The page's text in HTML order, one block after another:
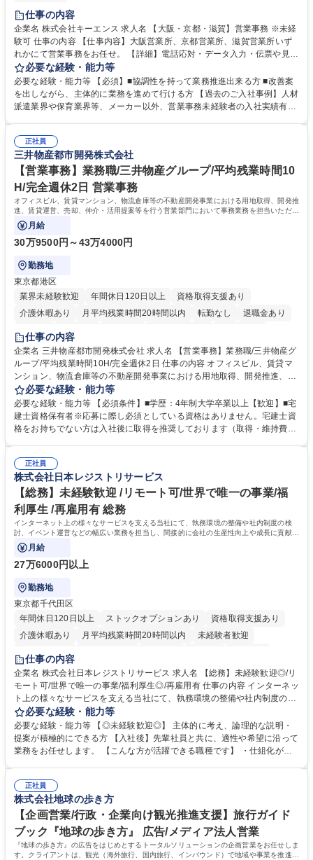
土日祝休み
仕事の内容
企業名 株式会社キーエンス 求人名 【大阪・京都・滋賀】営業事務 ※未経
験可 仕事の内容 【仕事内容】大阪営業所、京都営業所、滋賀営業所いず
れかにて営業事務をお任せ。 【詳細】電話応対・データ入力・伝票や見積
の作成・カタログ送付・来客対応・営業所内で発生する事務業務や業務改
善をお任せ。 【教育制度】ご入社後、育成担当とペアになりながらOJTに
て業務を覚えていただくことが可能です。業務システムがきちんと構築さ
れているため、スムーズに仕事に慣れることができる環境です。また、
募集職種 【大阪・京都・滋賀】営業事務 ※未経験可
必要な経験・能力等
必要な経験・能力等 【必須】■協調性を持って業務推進出来る方 ■改善案
を出しながら、主体的に業務を進めて行ける方 【過去のご入社事例】人材
派遣業界や保育業界等、メーカー以外、営業事務未経験者の入社実績有
えて、お客様や社員の状況に合わせ、能動的なサポート、改善の動きも期
待され。組織を支えるスペシャリストとして、チームに貢献し、結果的に
社員から頼られる存在になることができます。平均19:30の退勤以降の業
務の持ち帰りも禁止されており、メリハリのある働き方となります。 学
歴・資格 学歴：大学院 大学 高専 短大 語学力： 資格：
正社員
三井物産都市開発株式会社
【営業事務】業務職/三井物産グループ/平均残業時間10
H/完全週休2日 営業事務
オフィスビル、賃貸マンション、物流倉庫等の不動産開発事業における用地取得、開発推
進、賃貸運営、売却、仲介・活用提案等を行う営業部門において事務業務を担当いただき
ます。
月給
30万9500円～43万4000円
勤務地
東京都港区
業界未経験歓迎
年間休日120日以上
資格取得支援あり
介護休暇あり
月平均残業時間20時間以内 転勤なし
退職金あり
在宅OK
賞与あり
駅近5分以内
土日祝休み 寮・社宅あり
仕事の内容
企業名 三井物産都市開発株式会社 求人名 【営業事務】業務職/三井物産グ
ループ/平均残業時間10H/完全週休2日 仕事の内容 オフィスビル、賃貸マ
ンション、物流倉庫等の不動産開発事業における用地取得、開発推進、賃
貸運営、売却、仲介・活用提案等を行う営業部門において事務業務を担当
いただきます。 【詳細】・契約書管理、契約書製本、捺印対応、ファイリ
ング、登記簿取得、調書取得・支払業務（各種費用支払、支払管理、請
求・支払データ登録、取引先マスター申請対応）・予算作成及び予実管
の他に担当頂く業務が発生する場合があります。 募集職種 【営業事務】
業務職/三井物産グループ/平均残業時間10H/完全週休2日
必要な経験・能力等
必要な経験・能力等 【必須条件】■学歴：4年制大学卒業以上【歓迎】■宅
建士資格保有者※応募に際し必須としている資格はありません。宅建士資
格をお持ちでない方は入社後に取得を推奨しております（取得・維持費用
ション力がある方。 ・チャレンジを厭わず、粘り強く業務に取り組める
方。多様な関係者と謙虚に信頼関係を構築でき、期限を意識したスケジュ
ール管理が出来る方。※将来的に他部署（営業部門、コーポレート部門）
へのジョブローテーションの可能性があります。 学歴・資格 学歴：大学
院 大学 語学力： 資格：宅地建物取引士
正社員
株式会社日本レジストリサービス
【総務】未経験歓迎 /リモート可/世界で唯一の事業/福
利厚生 /再雇用有 総務
インターネット上の様々なサービスを支える当社にて、執務環境の整備や社内制度の検
討、イベント運営などの幅広い業務を担当し、間接的に会社の生産性向上や成長に貢献し
ている部署です。
月給
27万6000円以上
勤務地
東京都千代田区
年間休日120日以上
ストックオプションあり
資格取得支援あり
介護休暇あり
月平均残業時間20時間以内
未経験者歓迎
住宅手当あり
完全週休2日制
交通費支給 駅近5分以内 土日祝休み 服装自由
仕事の内容
企業名 株式会社日本レジストリサービス 求人名 【総務】未経験歓迎◎/リ
モート可/世界で唯一の事業/福利厚生◎/再雇用有 仕事の内容 インターネッ
ト上の様々なサービスを支える当社にて、執務環境の整備や社内制度の検
討、イベント運営などの幅広い業務を担当し、間接的に会社の生産性向上
や成長に貢献している部署です。 会社の全メンバーが安心して長く成果を
発揮できる環境を整えるために、毎日のメンテナンスや維持管理に加え、
新たな施策検討を積極的に行っていただき、会社全体を巻き込み課題解決
幅広い業務の体得が可能で、多様なキャリアパスを描くことも可能です。
募集職種 【総務】未経験歓迎◎/リモート可/世界で唯一の事業/福利厚生◎/
再雇用有
必要な経験・能力等
必要な経験・能力等 【◎未経験歓迎◎】 主体的に考え、論理的な説明・
提案が積極的にできる方 【入社後】先輩社員と共に、適性や希望に沿って
業務をお任せします。 【こんな方が活躍できる職種です】 ・仕組化が好
対処できる・新しいことに興味関心がある 【魅力】■自己啓発支援：資格
取得や通信教育など費用の80%（年間25万円まで）を補助 ■住宅手当：家
賃の50%（月額7万円まで）を補助 学歴・資格 学歴：大学院 大学 語学
力： 資格：
正社員
株式会社地球の歩き方
【企画営業/行政・企業向け観光推進支援】旅行ガイド
ブック『地球の歩き方』 広告/メディア法人営業
『地球の歩き方』の広告をはじめとするトータルソリューションの企画営業をお任せしま
す。クライアントは、観光（海外旅行、国内旅行、インバウンド）で地域や事業を推進し